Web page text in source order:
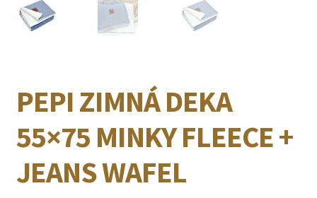
PEPI ZIMNÁ DEKA
55×75 MINKY FLEECE +
JEANS WAFEL